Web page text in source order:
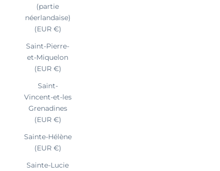
(partie
néerlandaise)
(EUR €)
Saint-Pierre-
et-Miquelon
(EUR €)
Saint-
Vincent-et-les
Grenadines
(EUR €)
Sainte-Hélène
(EUR €)
Sainte-Lucie